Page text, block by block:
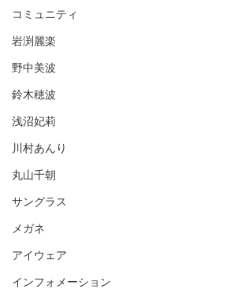
コミュニティ
岩渕麗楽
野中美波
鈴木穂波
浅沼妃莉
川村あんり
丸山千朝
サングラス
メガネ
アイウェア
インフォメーション